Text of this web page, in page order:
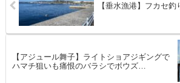
【垂水漁港】フカセ
【アジュール舞子】ライトショアジギングで
ハマチ狙いも痛恨のバラシでボウズ…